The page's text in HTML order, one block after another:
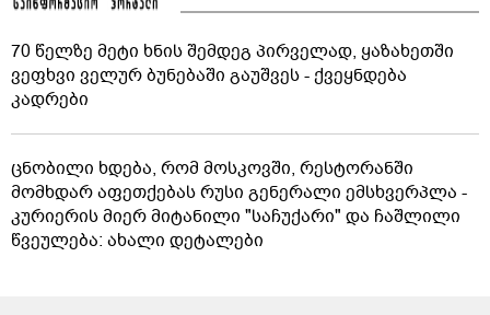
70 წელზე მეტი ხნის შემდეგ პირველად, ყაზახეთში
ვეფხვი ველურ ბუნებაში გაუშვეს - ქვეყნდება
კადრები
ცნობილი ხდება, რომ მოსკოვში, რესტორანში
მომხდარ აფეთქებას რუსი გენერალი ემსხვერპლა -
კურიერის მიერ მიტანილი "საჩუქარი" და ჩაშლილი
წვეულება: ახალი დეტალები